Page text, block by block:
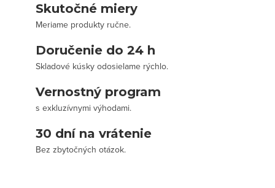
Skutočné miery
Meriame produkty ručne.
Doručenie do 24 h
Skladové kúsky odosielame rýchlo.
Vernostný program
s exkluzívnymi výhodami.
30 dní na vrátenie
Bez zbytočných otázok.